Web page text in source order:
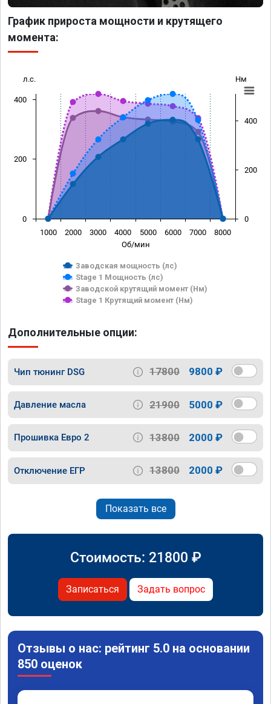
График прироста мощности и крутящего
момента:
Об/мин
л.с. Нм
Заводская мощность (лс)
Stage 1 Мощность (лс)
Заводской крутящий момент (Нм)
Stage 1 Крутящий момент (Нм)
1000 2000 3000 4000 5000 6000 7000 8000
0
200
400
0
200
400
Дополнительные опции:
Чип тюнинг DSG 17800 9800 ₽
Давление масла 21900 5000 ₽
Прошивка Евро 2 13800 2000 ₽
Отключение ЕГР 13800 2000 ₽
Показать все
Стоимость: 21800 ₽
Записаться Задать вопрос
Отзывы о нас: рейтинг 5.0 на основании
850 оценок